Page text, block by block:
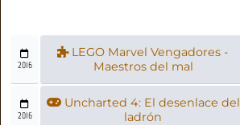
2016
LEGO Marvel Vengadores -
Maestros del mal
2016
Uncharted 4: El desenlace del
ladrón